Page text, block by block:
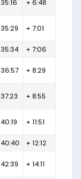
35:16 + 6:48
35:29 + 7:01
35:34 + 7:06
36:57 + 8:29
37:23 + 8:55
40:19 + 11:51
40:40 + 12:12
42:39 + 14:11